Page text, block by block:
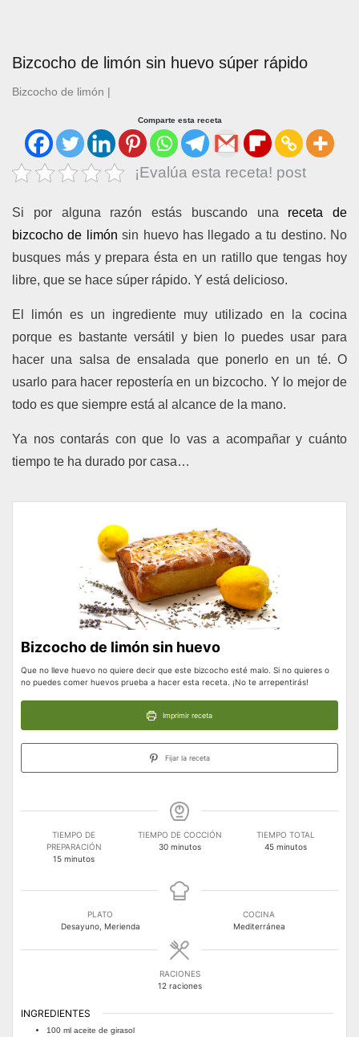
Bizcocho de limón sin huevo súper rápido
Bizcocho de limón |
Comparte esta receta
¡Evalúa esta receta! post
Si por alguna razón estás buscando una receta de
bizcocho de limón sin huevo has llegado a tu destino. No
busques más y prepara ésta en un ratillo que tengas hoy
libre, que se hace súper rápido. Y está delicioso.
El limón es un ingrediente muy utilizado en la cocina
porque es bastante versátil y bien lo puedes usar para
hacer una salsa de ensalada que ponerlo en un té. O
usarlo para hacer repostería en un bizcocho. Y lo mejor de
todo es que siempre está al alcance de la mano.
Ya nos contarás con que lo vas a acompañar y cuánto
tiempo te ha durado por casa…
Bizcocho de limón sin huevo
Que no lleve huevo no quiere decir que este bizcocho esté malo. Si no quieres o
no puedes comer huevos prueba a hacer esta receta. ¡No te arrepentirás!
Imprimir receta
Fijar la receta
TIEMPO DE
PREPARACIÓN
15minutos
minutos
TIEMPO DE COCCIÓN
30minutos
minutos
TIEMPO TOTAL
45minutos
minutos
PLATO
Desayuno, Merienda
COCINA
Mediterránea
RACIONES
12 raciones
INGREDIENTES
100 ml aceite de girasol